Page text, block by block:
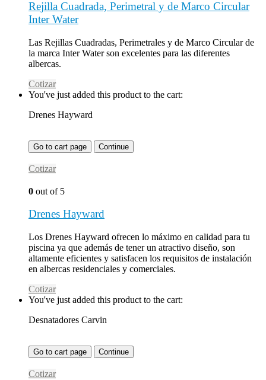
Rejilla Cuadrada, Perimetral y de Marco Circular
Inter Water
Las Rejillas Cuadradas, Perimetrales y de Marco Circular de
la marca Inter Water son excelentes para las diferentes
albercas.
Cotizar
You've just added this product to the cart:
Drenes Hayward
Go to cart page Continue
Cotizar
0 out of 5
Drenes Hayward
Los Drenes Hayward ofrecen lo máximo en calidad para tu
piscina ya que además de tener un atractivo diseño, son
altamente eficientes y satisfacen los requisitos de instalación
en albercas residenciales y comerciales.
Cotizar
You've just added this product to the cart:
Desnatadores Carvin
Go to cart page Continue
Cotizar